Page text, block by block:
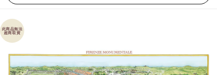
此商品無法
超商取貨